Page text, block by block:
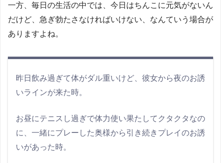
一方、毎日の生活の中では、今日はちんこに元気がないん
だけど、急ぎ勃たさなければいけない、なんていう場合が
ありますよね。
昨日飲み過ぎて体がダル重いけど、彼女から夜のお誘
いラインが来た時。
お昼にテニスし過ぎで体力使い果たしてクタクタなの
に、一緒にプレーした奥様から引き続きプレイのお誘
いがあった時。